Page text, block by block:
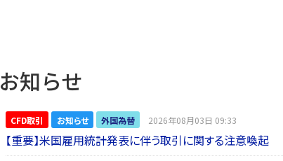
お知らせ
CFD取引 お知らせ 外国為替 2026年08月03日 09:33
【重要】米国雇用統計発表に伴う取引に関する注意喚起